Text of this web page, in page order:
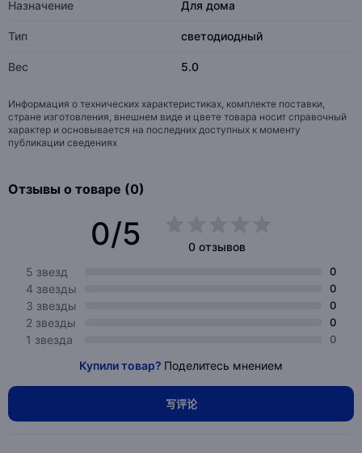
Назначение Для дома
Тип светодиодный
Вес 5.0
Информация о технических характеристиках, комплекте поставки,
стране изготовления, внешнем виде и цвете товара носит справочный
характер и основывается на последних доступных к моменту
публикации сведениях
Отзывы о товаре (0)
0/5
0 отзывов
5 звезд
0
4 звезды 0
3 звезды 0
2 звезды 0
1 звезда 0
Купили товар? Поделитесь мнением
写评论